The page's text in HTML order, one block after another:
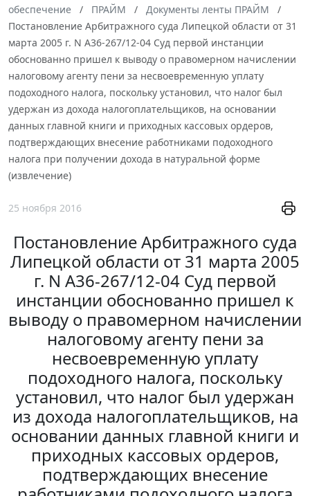
обеспечение
ПРАЙМ
Документы ленты ПРАЙМ
Постановление Арбитражного суда Липецкой области от 31
марта 2005 г. N А36-267/12-04 Суд первой инстанции
обоснованно пришел к выводу о правомерном начислении
налоговому агенту пени за несвоевременную уплату
подоходного налога, поскольку установил, что налог был
удержан из дохода налогоплательщиков, на основании
данных главной книги и приходных кассовых ордеров,
подтверждающих внесение работниками подоходного
налога при получении дохода в натуральной форме
(извлечение)
25 ноября 2016
Постановление Арбитражного суда
Липецкой области от 31 марта 2005
г. N А36-267/12-04 Суд первой
инстанции обоснованно пришел к
выводу о правомерном начислении
налоговому агенту пени за
несвоевременную уплату
подоходного налога, поскольку
установил, что налог был удержан
из дохода налогоплательщиков, на
основании данных главной книги и
приходных кассовых ордеров,
подтверждающих внесение